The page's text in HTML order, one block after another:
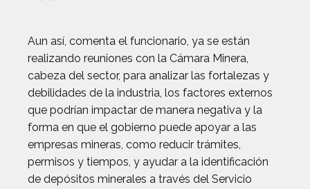
Aun así, comenta el funcionario, ya se están
realizando reuniones con la Cámara Minera,
cabeza del sector, para analizar las fortalezas y
debilidades de la industria, los factores externos
que podrían impactar de manera negativa y la
forma en que el gobierno puede apoyar a las
empresas mineras, como reducir trámites,
permisos y tiempos, y ayudar a la identificación
de depósitos minerales a través del Servicio